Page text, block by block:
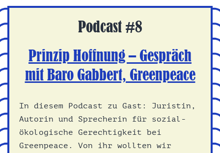
Podcast #8
Prinzip Hoffnung – Gespräch
mit Baro Gabbert, Greenpeace
In diesem Podcast zu Gast: Juristin,
Autorin und Sprecherin für sozial-
ökologische Gerechtigkeit bei
Greenpeace. Von ihr wollten wir